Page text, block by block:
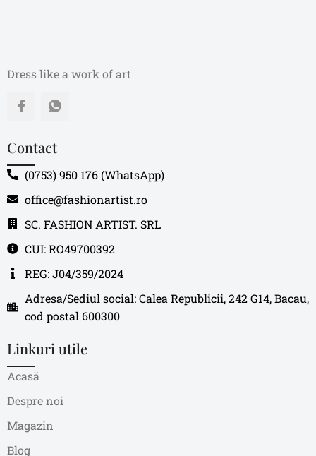
Dress like a work of art
Contact
(0753) 950 176 (WhatsApp)
office@fashionartist.ro
SC. FASHION ARTIST. SRL
CUI: RO49700392
REG: J04/359/2024
Adresa/Sediul social: Calea Republicii, 242 G14, Bacau,
cod postal 600300
Linkuri utile
Acasă
Despre noi
Magazin
Blog